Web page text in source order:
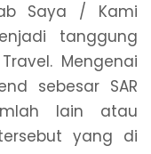
Saya / Kami
tanggung
Mengenai
sebesar SAR
lain atau
yang di